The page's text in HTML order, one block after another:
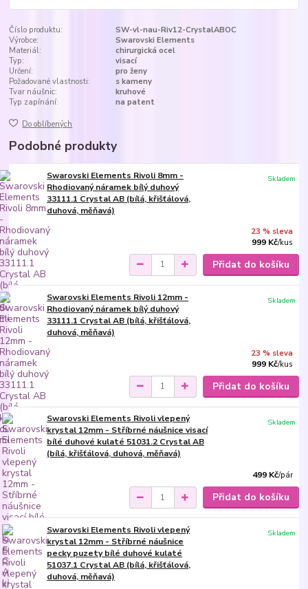
Číslo produktu:
SW-vl-nau-Riv12-CrystalABOC
Výrobce:
Swarovski Elements
Materiál:
chirurgická ocel
Typ:
visací
Určení:
pro ženy
Požadované vlastnosti:
s kameny
Tvar náušnic:
kruhové
Typ zapínání:
na patent
Do oblíbených
Podobné produkty
Swarovski Elements Rivoli 8mm -
Rhodiovaný náramek bílý duhový
33111.1 Crystal AB (bílá, křišťálová,
duhová, měňavá)
23 % sleva
999 Kč/kus
Skladem
Přidat do košíku
Swarovski Elements Rivoli 12mm -
Rhodiovaný náramek bílý duhový
33111.1 Crystal AB (bílá, křišťálová,
duhová, měňavá)
23 % sleva
999 Kč/kus
Skladem
Přidat do košíku
Swarovski Elements Rivoli vlepený
krystal 12mm - Stříbrné náušnice visací
bílé duhové kulaté 51031.2 Crystal AB
(bílá, křišťálová, duhová, měňavá)
499 Kč/pár
Skladem
Přidat do košíku
Swarovski Elements Rivoli vlepený
krystal 12mm - Stříbrné náušnice
pecky puzety bílé duhové kulaté
51037.1 Crystal AB (bílá, křišťálová,
duhová, měňavá)
Skladem